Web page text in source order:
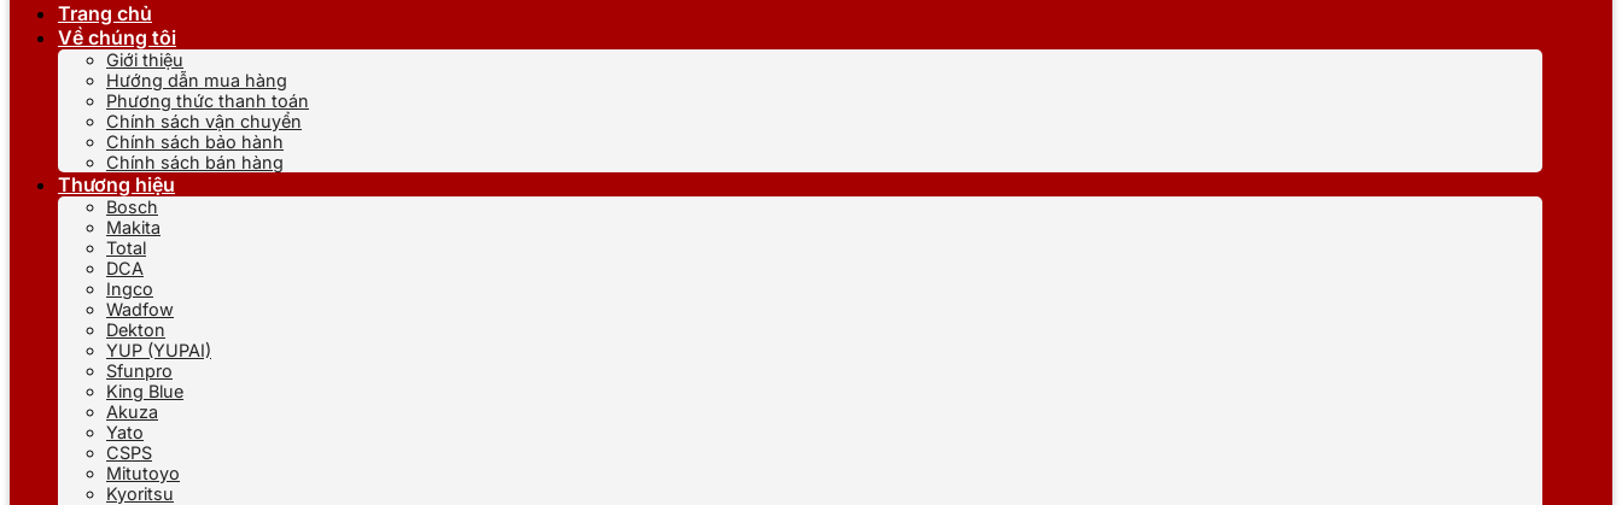
Trang chủ
Về chúng tôi
Giới thiệu
Hướng dẫn mua hàng
Phương thức thanh toán
Chính sách vận chuyển
Chính sách bảo hành
Chính sách bán hàng
Thương hiệu
Bosch
Makita
Total
DCA
Ingco
Wadfow
Dekton
YUP (YUPAI)
Sfunpro
King Blue
Akuza
Yato
CSPS
Mitutoyo
Kyoritsu